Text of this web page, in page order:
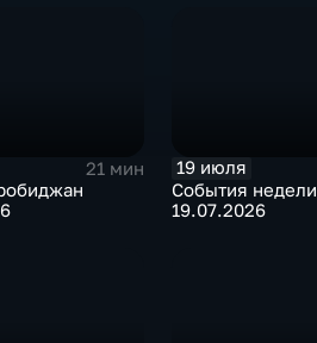
21 мин
19 июля
События недели
19.07.2026